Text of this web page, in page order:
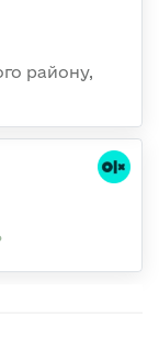
району,